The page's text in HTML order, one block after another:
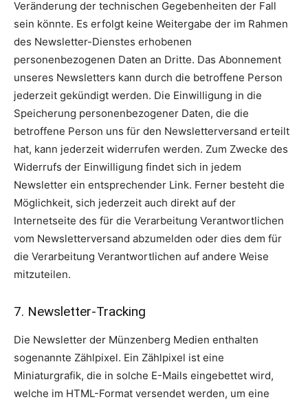
Veränderung der technischen Gegebenheiten der Fall
sein könnte. Es erfolgt keine Weitergabe der im Rahmen
des Newsletter-Dienstes erhobenen
personenbezogenen Daten an Dritte. Das Abonnement
unseres Newsletters kann durch die betroffene Person
jederzeit gekündigt werden. Die Einwilligung in die
Speicherung personenbezogener Daten, die die
betroffene Person uns für den Newsletterversand erteilt
hat, kann jederzeit widerrufen werden. Zum Zwecke des
Widerrufs der Einwilligung findet sich in jedem
Newsletter ein entsprechender Link. Ferner besteht die
Möglichkeit, sich jederzeit auch direkt auf der
Internetseite des für die Verarbeitung Verantwortlichen
vom Newsletterversand abzumelden oder dies dem für
die Verarbeitung Verantwortlichen auf andere Weise
mitzuteilen.
7. Newsletter-Tracking
Die Newsletter der Münzenberg Medien enthalten
sogenannte Zählpixel. Ein Zählpixel ist eine
Miniaturgrafik, die in solche E-Mails eingebettet wird,
welche im HTML-Format versendet werden, um eine